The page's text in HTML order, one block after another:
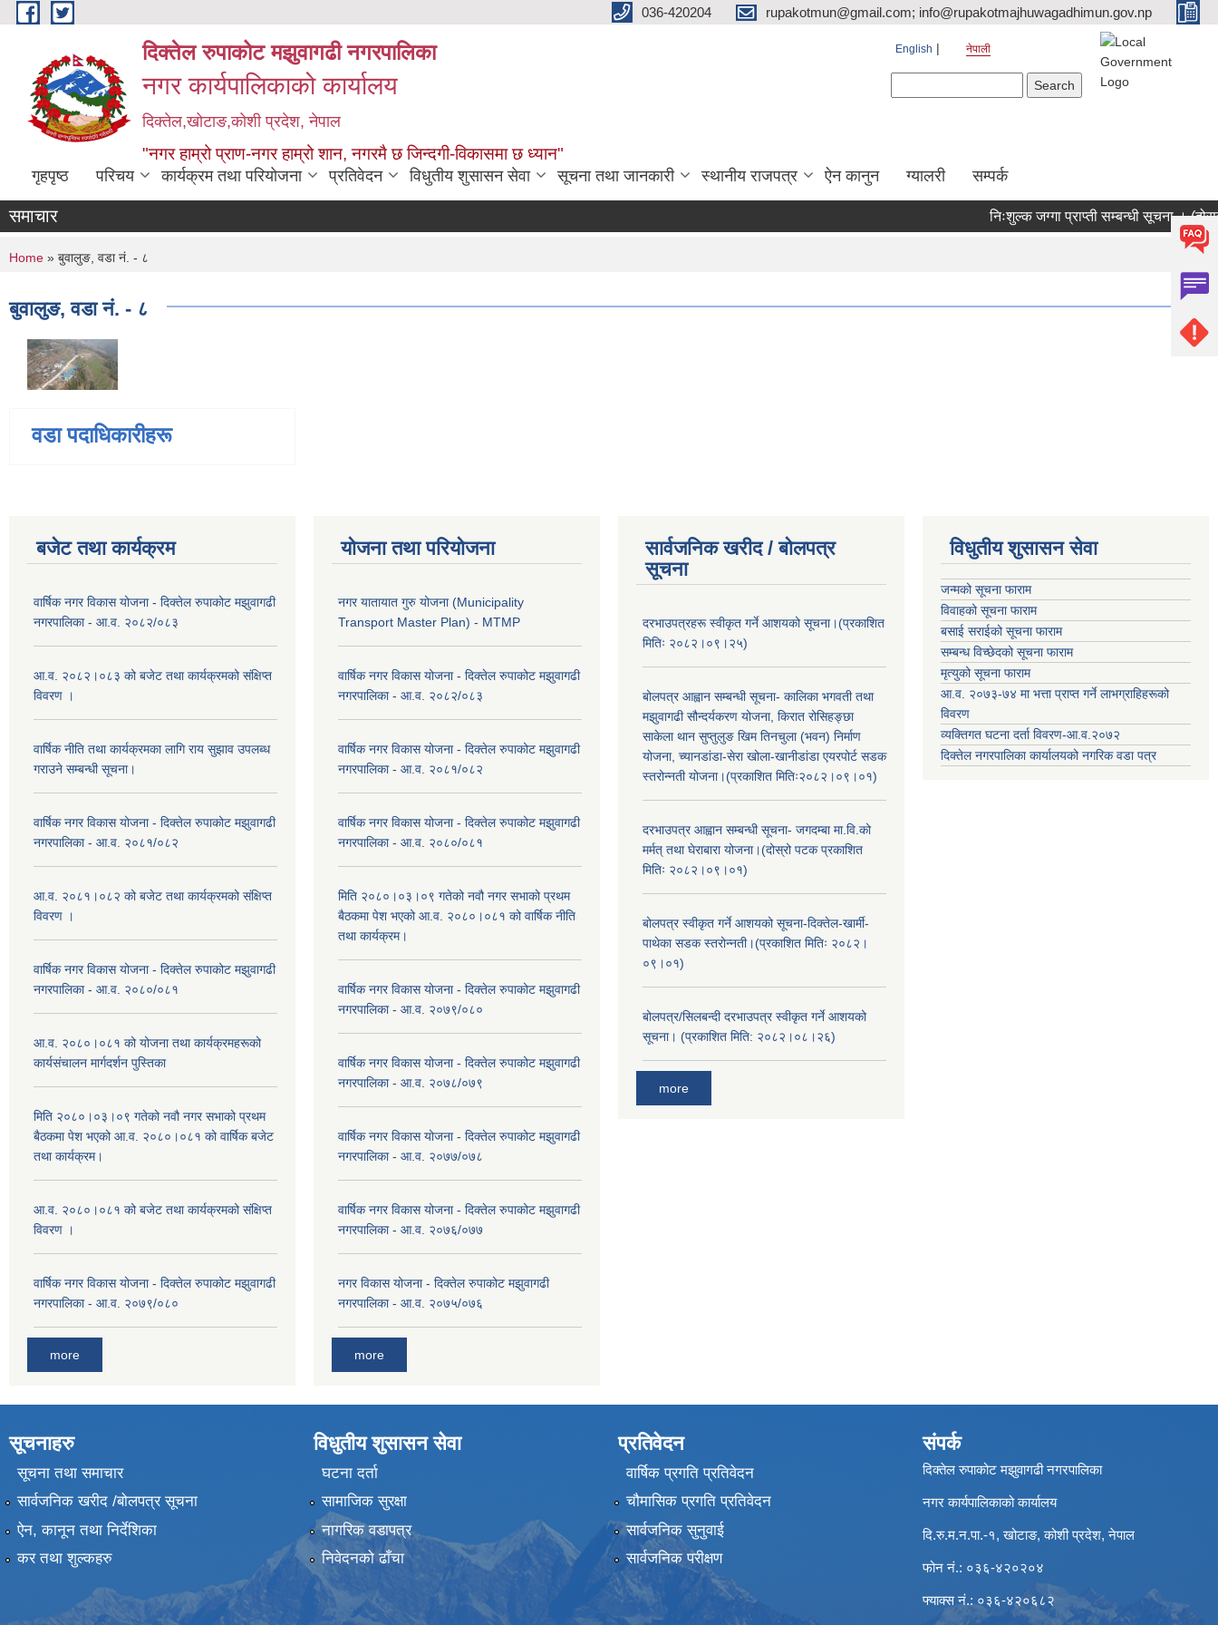
Skip to main content 036-420204 rupakotmun@gmail.com; info@rupakotmajhuwagadhimun.gov.np
दिक्तेल रुपाकोट मझुवागढी नगरपालिका
नगर कार्यपालिकाको कार्यालय
दिक्तेल,खोटाङ,कोशी प्रदेश, नेपाल
"नगर हाम्रो प्राण-नगर हाम्रो शान, नगरमै छ जिन्दगी-विकासमा छ ध्यान"
English नेपाली
गृहपृष्ठ परिचय कार्यक्रम तथा परियोजना प्रतिवेदन विधुतीय शुसासन सेवा सूचना तथा जानकारी स्थानीय राजपत्र ऐन कानुन ग्यालरी सम्पर्क
समाचार निःशुल्क जग्गा प्राप्ती सम्बन्धी सूचना ।
You are here
Home » बुवालुङ, वडा नं. - ८
बुवालुङ, वडा नं. - ८
वडा पदाधिकारीहरू
बजेट तथा कार्यक्रम
वार्षिक नगर विकास योजना - दिक्तेल रुपाकोट मझुवागढी
नगरपालिका - आ.व. २०८२/०८३
आ.व. २०८२।०८३ को बजेट तथा कार्यक्रमको संक्षिप्त
विवरण ।
वार्षिक नीति तथा कार्यक्रमका लागि राय सुझाव उपलब्ध
गराउने सम्बन्धी सूचना।
वार्षिक नगर विकास योजना - दिक्तेल रुपाकोट मझुवागढी
नगरपालिका - आ.व. २०८१/०८२
आ.व. २०८१।०८२ को बजेट तथा कार्यक्रमको संक्षिप्त
विवरण ।
वार्षिक नगर विकास योजना - दिक्तेल रुपाकोट मझुवागढी
नगरपालिका - आ.व. २०८०/०८१
आ.व. २०८०।०८१ को योजना तथा कार्यक्रमहरूको
कार्यसंचालन मार्गदर्शन पुस्तिका
मिति २०८०।०३।०९ गतेको नवौ नगर सभाको प्रथम
बैठकमा पेश भएको आ.व. २०८०।०८१ को वार्षिक बजेट
तथा कार्यक्रम।
आ.व. २०८०।०८१ को बजेट तथा कार्यक्रमको संक्षिप्त
विवरण ।
वार्षिक नगर विकास योजना - दिक्तेल रुपाकोट मझुवागढी
नगरपालिका - आ.व. २०७९/०८०
more
योजना तथा परियोजना
नगर यातायात गुरु योजना (Municipality
Transport Master Plan) - MTMP
वार्षिक नगर विकास योजना - दिक्तेल रुपाकोट मझुवागढी
नगरपालिका - आ.व. २०८२/०८३
वार्षिक नगर विकास योजना - दिक्तेल रुपाकोट मझुवागढी
नगरपालिका - आ.व. २०८१/०८२
वार्षिक नगर विकास योजना - दिक्तेल रुपाकोट मझुवागढी
नगरपालिका - आ.व. २०८०/०८१
मिति २०८०।०३।०९ गतेको नवौ नगर सभाको प्रथम
बैठकमा पेश भएको आ.व. २०८०।०८१ को वार्षिक नीति
तथा कार्यक्रम।
वार्षिक नगर विकास योजना - दिक्तेल रुपाकोट मझुवागढी
नगरपालिका - आ.व. २०७९/०८०
वार्षिक नगर विकास योजना - दिक्तेल रुपाकोट मझुवागढी
नगरपालिका - आ.व. २०७८/०७९
वार्षिक नगर विकास योजना - दिक्तेल रुपाकोट मझुवागढी
नगरपालिका - आ.व. २०७७/०७८
वार्षिक नगर विकास योजना - दिक्तेल रुपाकोट मझुवागढी
नगरपालिका - आ.व. २०७६/०७७
नगर विकास योजना - दिक्तेल रुपाकोट मझुवागढी
नगरपालिका - आ.व. २०७५/०७६
more
सार्वजनिक खरीद / बोलपत्र
सूचना
दरभाउपत्रहरू स्वीकृत गर्ने आशयको सूचना।(प्रकाशित
मितिः २०८२।०९।२५)
बोलपत्र आह्वान सम्बन्धी सूचना- कालिका भगवती तथा
मझुवागढी सौन्दर्यकरण योजना, किरात रोसिहङ्छा
साकेला थान सुप्तुलुङ खिम तिनचुला (भवन) निर्माण
योजना, च्यानडांडा-सेरा खोला-खानीडांडा एयरपोर्ट सडक
स्तरोन्नती योजना।(प्रकाशित मितिः२०८२।०९।०१)
दरभाउपत्र आह्वान सम्बन्धी सूचना- जगदम्बा मा.वि.को
मर्मत् तथा घेराबारा योजना।(दोस्रो पटक प्रकाशित
मितिः २०८२।०९।०१)
बोलपत्र स्वीकृत गर्ने आशयको सूचना-दिक्तेल-खार्मी-
पाथेका सडक स्तरोन्नती।(प्रकाशित मितिः २०८२।
०९।०१)
बोलपत्र/सिलबन्दी दरभाउपत्र स्वीकृत गर्ने आशयको
सूचना। (प्रकाशित मिति: २०८२।०८।२६)
more
विधुतीय शुसासन सेवा
जन्मको सूचना फाराम
विवाहको सूचना फाराम
बसाई सराईको सूचना फाराम
सम्बन्ध विच्छेदको सूचना फाराम
मृत्युको सूचना फाराम
आ.व. २०७३-७४ मा भत्ता प्राप्त गर्ने लाभग्राहिहरूको
विवरण
व्यक्तिगत घटना दर्ता विवरण-आ.व.२०७२
दिक्तेल नगरपालिका कार्यालयको नगरिक वडा पत्र
सूचनाहरु
सूचना तथा समाचार
सार्वजनिक खरीद /बोलपत्र सूचना
ऐन, कानून तथा निर्देशिका
कर तथा शुल्कहरु
विधुतीय शुसासन सेवा
घटना दर्ता
सामाजिक सुरक्षा
नागरिक वडापत्र
निवेदनको ढाँचा
प्रतिवेदन
वार्षिक प्रगति प्रतिवेदन
चौमासिक प्रगति प्रतिवेदन
सार्वजनिक सुनुवाई
सार्वजनिक परीक्षण
संपर्क
दिक्तेल रुपाकोट मझुवागढी नगरपालिका
नगर कार्यपालिकाको कार्यालय
दि.रु.म.न.पा.-१, खोटाङ, कोशी प्रदेश, नेपाल
फोन नं.: ०३६-४२०२०४
फ्याक्स नं.: ०३६-४२०६८२